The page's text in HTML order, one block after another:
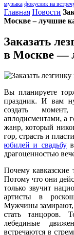
музыка фокусник на
Главная Новости
Москве – лучшие
Заказать
в Москве —
Вы планируете
праздник. И вам
создать
аплодисментами, а
жанр, который
гор, страсть и
юбилей и свадьбув
драгоценностью
Почему
Потому что они
только звучит
артисты в
Мужчины
стать
лебединые
встречаются в